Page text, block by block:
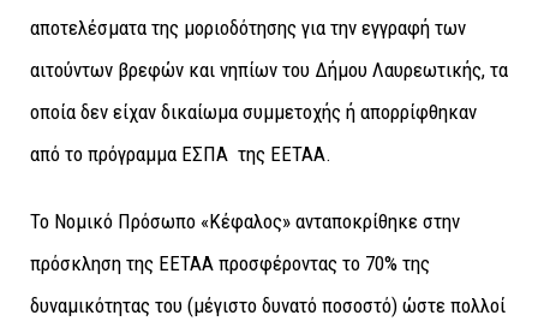
αποτελέσματα της μοριοδότησης για την εγγραφή των
αιτούντων βρεφών και νηπίων του Δήμου Λαυρεωτικής, τα
οποία δεν είχαν δικαίωμα συμμετοχής ή απορρίφθηκαν
από το πρόγραμμα ΕΣΠΑ της ΕΕΤΑΑ.
Το Νομικό Πρόσωπο «Κέφαλος» ανταποκρίθηκε στην
πρόσκληση της ΕΕΤΑΑ προσφέροντας το 70% της
δυναμικότητας του (μέγιστο δυνατό ποσοστό) ώστε πολλοί